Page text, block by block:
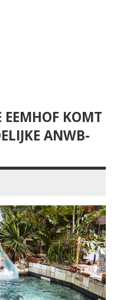
KOMT
ANWB-